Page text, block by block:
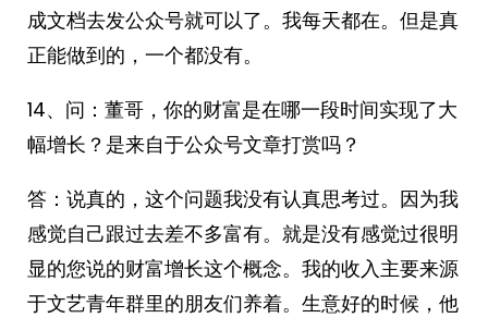
成文档去发公众号就可以了。我每天都在。但是真
正能做到的，一个都没有。
14、问：董哥，你的财富是在哪一段时间实现了大
幅增长？是来自于公众号文章打赏吗？
答：说真的，这个问题我没有认真思考过。因为我
感觉自己跟过去差不多富有。就是没有感觉过很明
显的您说的财富增长这个概念。我的收入主要来源
于文艺青年群里的朋友们养着。生意好的时候，他